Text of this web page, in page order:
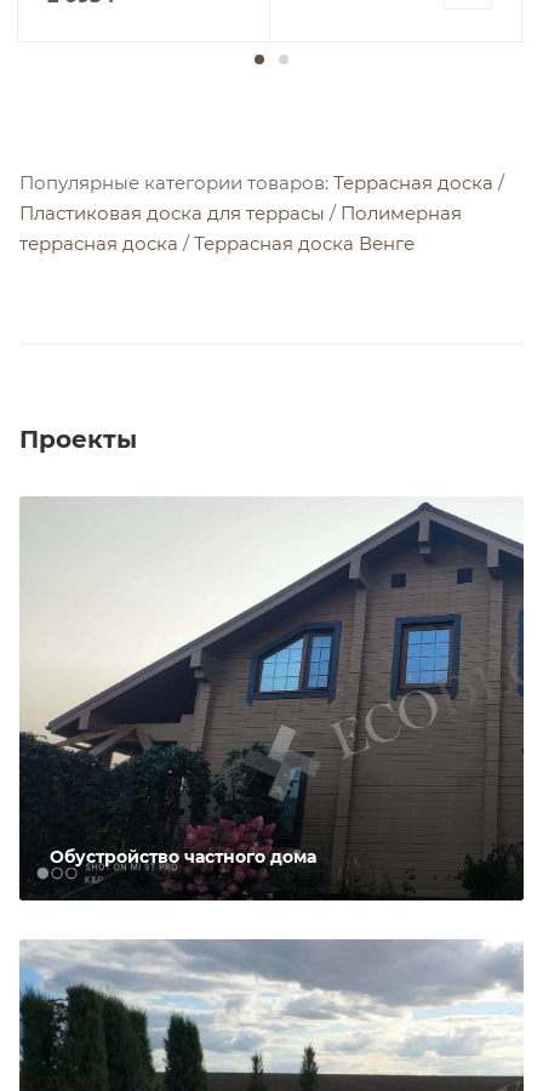
Популярные категории товаров: Террасная доска /
Пластиковая доска для террасы / Полимерная
террасная доска /Террасная доска Венге
Проекты
Обустройство частного дома